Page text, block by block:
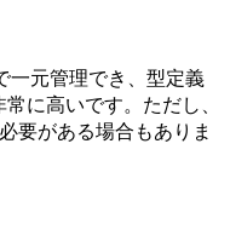
一元管理でき、型定義
に高いです。ただし、
要がある場合もありま